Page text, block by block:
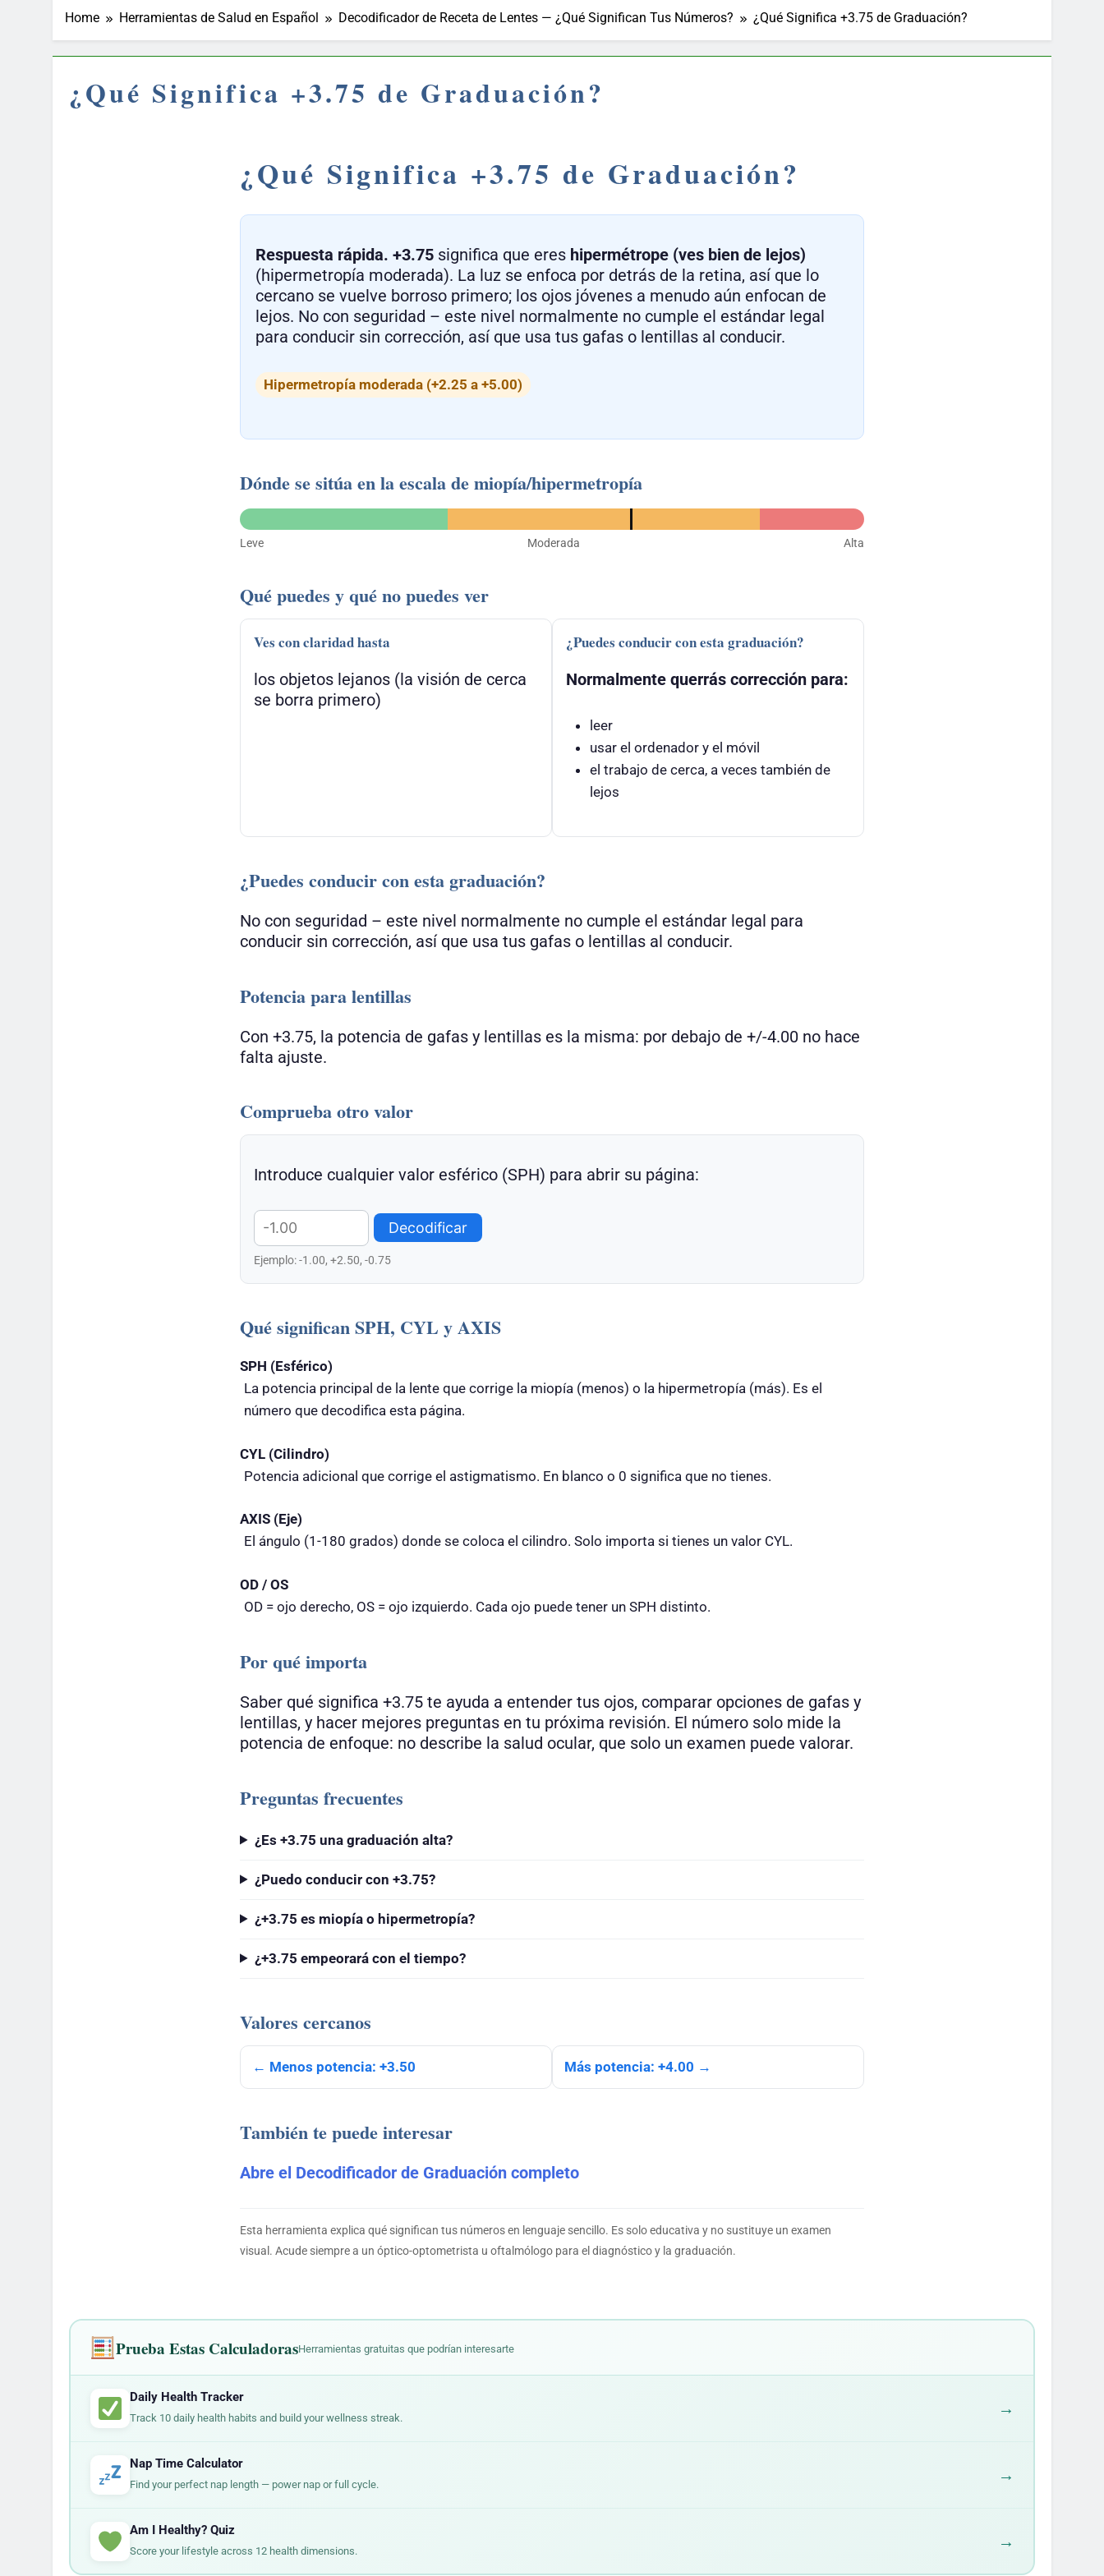
Home Herramientas de Salud en Español Decodificador de Receta de Lentes — ¿Qué Significan Tus Números? ¿Qué Significa +3.75 de Graduación?
¿Qué Significa +3.75 de Graduación?
¿Qué Significa +3.75 de Graduación?
Respuesta rápida. +3.75 significa que eres hipermétrope (ves bien de lejos)
(hipermetropía moderada). La luz se enfoca por detrás de la retina, así que lo
cercano se vuelve borroso primero; los ojos jóvenes a menudo aún enfocan de
lejos. No con seguridad – este nivel normalmente no cumple el estándar legal
para conducir sin corrección, así que usa tus gafas o lentillas al conducir.
Hipermetropía moderada (+2.25 a +5.00)
Dónde se sitúa en la escala de miopía/hipermetropía
Leve Moderada Alta
Qué puedes y qué no puedes ver
Ves con claridad hasta
los objetos lejanos (la visión de cerca
se borra primero)
¿Puedes conducir con esta graduación?
Normalmente querrás corrección para:
leer
usar el ordenador y el móvil
el trabajo de cerca, a veces también de
lejos
¿Puedes conducir con esta graduación?
No con seguridad – este nivel normalmente no cumple el estándar legal para
conducir sin corrección, así que usa tus gafas o lentillas al conducir.
Potencia para lentillas
Con +3.75, la potencia de gafas y lentillas es la misma: por debajo de +/-4.00 no hace
falta ajuste.
Comprueba otro valor
Introduce cualquier valor esférico (SPH) para abrir su página:
Decodificar
Ejemplo: -1.00, +2.50, -0.75
Qué significan SPH, CYL y AXIS
SPH (Esférico)
La potencia principal de la lente que corrige la miopía (menos) o la hipermetropía (más). Es el
número que decodifica esta página.
CYL (Cilindro)
Potencia adicional que corrige el astigmatismo. En blanco o 0 significa que no tienes.
AXIS (Eje)
El ángulo (1-180 grados) donde se coloca el cilindro. Solo importa si tienes un valor CYL.
OD / OS
OD = ojo derecho, OS = ojo izquierdo. Cada ojo puede tener un SPH distinto.
Por qué importa
Saber qué significa +3.75 te ayuda a entender tus ojos, comparar opciones de gafas y
lentillas, y hacer mejores preguntas en tu próxima revisión. El número solo mide la
potencia de enfoque: no describe la salud ocular, que solo un examen puede valorar.
Preguntas frecuentes
¿Es +3.75 una graduación alta?
¿Puedo conducir con +3.75?
¿+3.75 es miopía o hipermetropía?
¿+3.75 empeorará con el tiempo?
Valores cercanos
← Menos potencia: +3.50 Más potencia: +4.00 →
También te puede interesar
Abre el Decodificador de Graduación completo
Esta herramienta explica qué significan tus números en lenguaje sencillo. Es solo educativa y no sustituye un examen
visual. Acude siempre a un óptico-optometrista u oftalmólogo para el diagnóstico y la graduación.
Prueba Estas CalculadorasHerramientas gratuitas que podrían interesarte
Daily Health Tracker
Track 10 daily health habits and build your wellness streak. →
Nap Time Calculator
Find your perfect nap length — power nap or full cycle. →
Am I Healthy? Quiz
Score your lifestyle across 12 health dimensions. →